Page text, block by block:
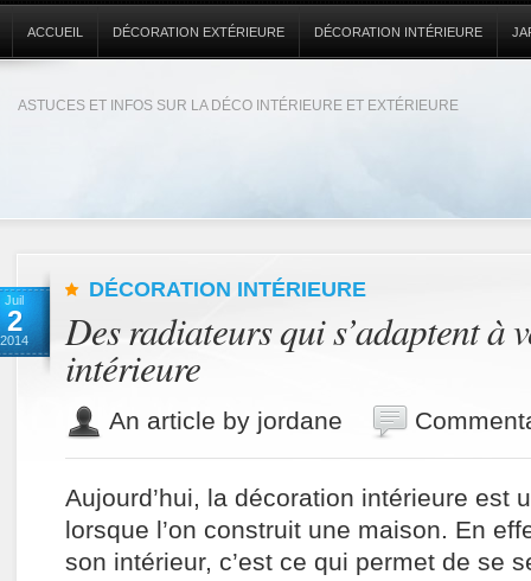
ASTUCES ET INFOS SUR LA DÉCO INTÉRIEURE ET EXTÉRIEURE
ACCUEIL DÉCORATION EXTÉRIEURE DÉCORATION INTÉRIEURE
Juil
2
2014
DÉCORATION INTÉRIEURE
Des radiateurs qui s’adaptent à
intérieure
An article by jordane
Aujourd’hui, la décoration intérieure est
lorsque l’on construit une maison. En
son intérieur, c’est ce qui permet de se